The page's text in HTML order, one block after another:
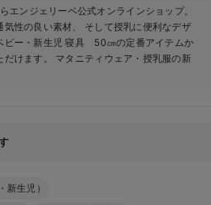
ンジェリーベ公式オンラインショップ。
性の良い素材、 そして授乳に便利なデザ
ビー・新生児 寝具 50㎝の定番アイテムか
だけます。 マタニティウェア・授乳服の新
生児）